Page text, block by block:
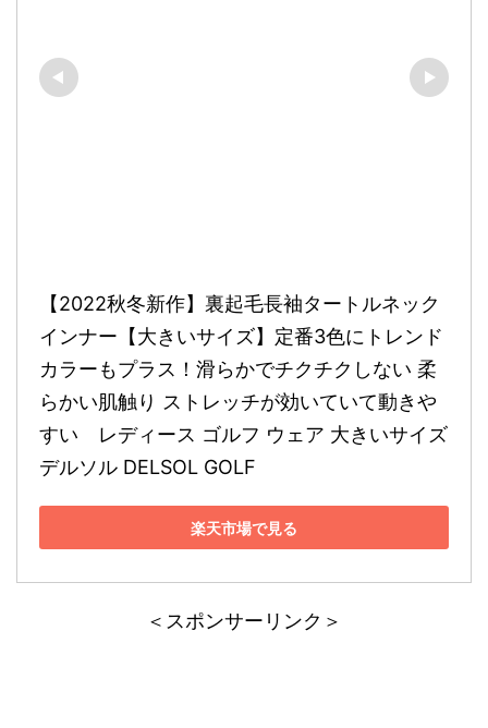
【2022秋冬新作】裏起毛長袖タートルネック
インナー【大きいサイズ】定番3色にトレンド
カラーもプラス！滑らかでチクチクしない 柔
らかい肌触り ストレッチが効いていて動きや
すい　レディース ゴルフ ウェア 大きいサイズ
デルソル DELSOL GOLF
楽天市場で見る
＜スポンサーリンク＞